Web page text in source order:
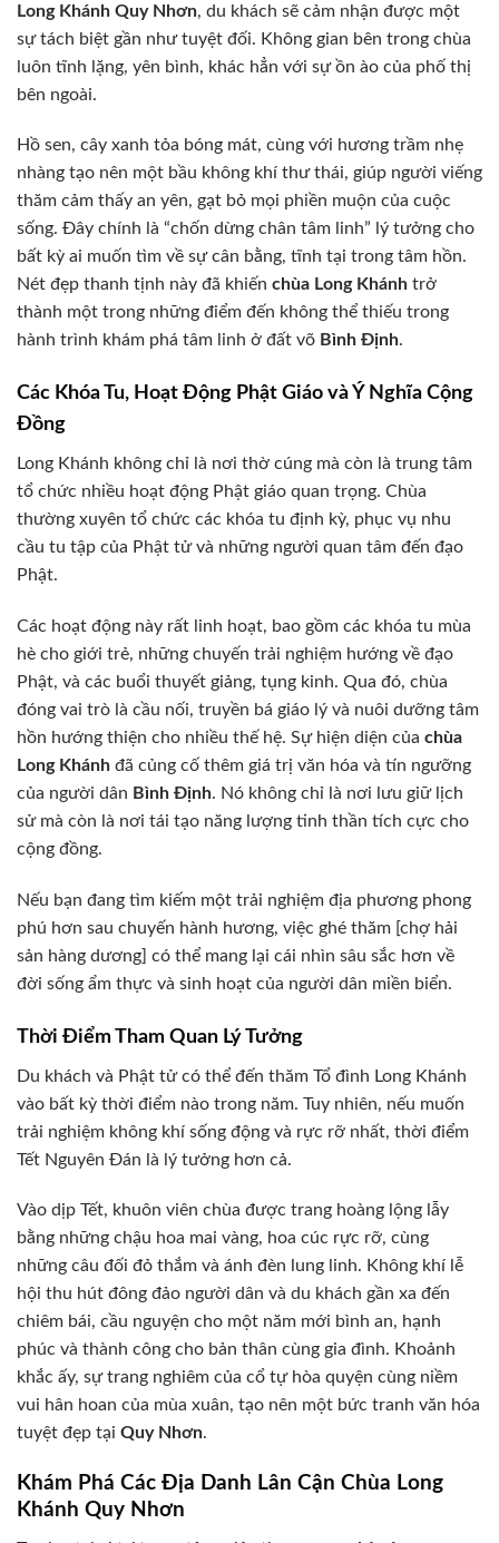
Long Khánh Quy Nhơn, du khách sẽ cảm nhận được một
sự tách biệt gần như tuyệt đối. Không gian bên trong chùa
luôn tĩnh lặng, yên bình, khác hẳn với sự ồn ào của phố thị
bên ngoài.
Hồ sen, cây xanh tỏa bóng mát, cùng với hương trầm nhẹ
nhàng tạo nên một bầu không khí thư thái, giúp người viếng
thăm cảm thấy an yên, gạt bỏ mọi phiền muộn của cuộc
sống. Đây chính là “chốn dừng chân tâm linh” lý tưởng cho
bất kỳ ai muốn tìm về sự cân bằng, tĩnh tại trong tâm hồn.
Nét đẹp thanh tịnh này đã khiến chùa Long Khánh trở
thành một trong những điểm đến không thể thiếu trong
hành trình khám phá tâm linh ở đất võ Bình Định.
Các Khóa Tu, Hoạt Động Phật Giáo và Ý Nghĩa Cộng
Đồng
Long Khánh không chỉ là nơi thờ cúng mà còn là trung tâm
tổ chức nhiều hoạt động Phật giáo quan trọng. Chùa
thường xuyên tổ chức các khóa tu định kỳ, phục vụ nhu
cầu tu tập của Phật tử và những người quan tâm đến đạo
Phật.
Các hoạt động này rất linh hoạt, bao gồm các khóa tu mùa
hè cho giới trẻ, những chuyến trải nghiệm hướng về đạo
Phật, và các buổi thuyết giảng, tụng kinh. Qua đó, chùa
đóng vai trò là cầu nối, truyền bá giáo lý và nuôi dưỡng tâm
hồn hướng thiện cho nhiều thế hệ. Sự hiện diện của chùa
Long Khánh đã củng cố thêm giá trị văn hóa và tín ngưỡng
của người dân Bình Định. Nó không chỉ là nơi lưu giữ lịch
sử mà còn là nơi tái tạo năng lượng tinh thần tích cực cho
cộng đồng.
Nếu bạn đang tìm kiếm một trải nghiệm địa phương phong
phú hơn sau chuyến hành hương, việc ghé thăm [chợ hải
sản hàng dương] có thể mang lại cái nhìn sâu sắc hơn về
đời sống ẩm thực và sinh hoạt của người dân miền biển.
Thời Điểm Tham Quan Lý Tưởng
Du khách và Phật tử có thể đến thăm Tổ đình Long Khánh
vào bất kỳ thời điểm nào trong năm. Tuy nhiên, nếu muốn
trải nghiệm không khí sống động và rực rỡ nhất, thời điểm
Tết Nguyên Đán là lý tưởng hơn cả.
Vào dịp Tết, khuôn viên chùa được trang hoàng lộng lẫy
bằng những chậu hoa mai vàng, hoa cúc rực rỡ, cùng
những câu đối đỏ thắm và ánh đèn lung linh. Không khí lễ
hội thu hút đông đảo người dân và du khách gần xa đến
chiêm bái, cầu nguyện cho một năm mới bình an, hạnh
phúc và thành công cho bản thân cùng gia đình. Khoảnh
khắc ấy, sự trang nghiêm của cổ tự hòa quyện cùng niềm
vui hân hoan của mùa xuân, tạo nên một bức tranh văn hóa
tuyệt đẹp tại Quy Nhơn.
Khám Phá Các Địa Danh Lân Cận Chùa Long
Khánh Quy Nhơn